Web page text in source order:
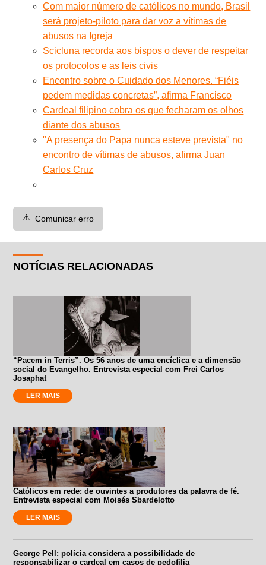
Com maior número de católicos no mundo, Brasil
será projeto-piloto para dar voz a vítimas de
abusos na Igreja
Scicluna recorda aos bispos o dever de respeitar
os protocolos e as leis civis
Encontro sobre o Cuidado dos Menores. “Fiéis
pedem medidas concretas”, afirma Francisco
Cardeal filipino cobra os que fecharam os olhos
diante dos abusos
"A presença do Papa nunca esteve prevista" no
encontro de vítimas de abusos, afirma Juan
Carlos Cruz
⚠️ Comunicar erro
NOTÍCIAS RELACIONADAS
“Pacem in Terris”. Os 56 anos de uma encíclica e a dimensão
social do Evangelho. Entrevista especial com Frei Carlos
Josaphat
LER MAIS
Católicos em rede: de ouvintes a produtores da palavra de fé.
Entrevista especial com Moisés Sbardelotto
LER MAIS
George Pell: polícia considera a possibilidade de
responsabilizar o cardeal em casos de pedofilia